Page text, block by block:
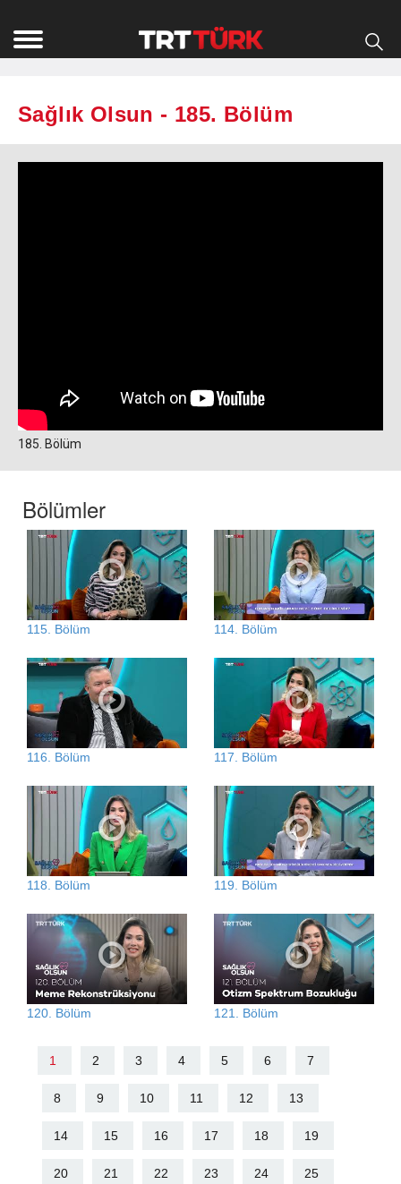
Sağlık Olsun - 185. Bölüm
185. Bölüm
Bölümler
115. Bölüm 114. Bölüm
116. Bölüm 117. Bölüm
118. Bölüm 119. Bölüm
120. Bölüm 121. Bölüm
1 2 3 4 5 6 7
8 9 10 11 12 13
14 15 16 17 18 19
20 21 22 23 24 25